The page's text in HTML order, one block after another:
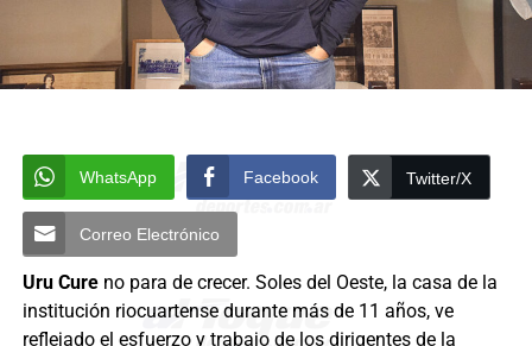
WhatsApp Facebook Twitter/X
Correo Electrónico
Uru Cure no para de crecer. Soles del Oeste, la casa de la
institución riocuartense durante más de 11 años, ve
reflejado el esfuerzo y trabajo de los dirigentes de la